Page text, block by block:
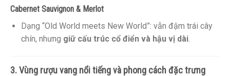
Cabernet Sauvignon & Merlot
Dạng “Old World meets New World”: vẫn đậm trái cây
chín, nhưng giữ cấu trúc cổ điển và hậu vị dài.
3. Vùng rượu vang nổi tiếng và phong cách đặc trưng